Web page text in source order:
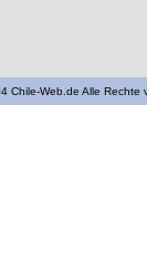
Chile-Web.de Alle Rechte